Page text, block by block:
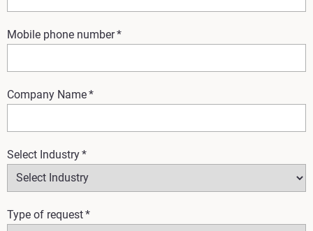
Mobile phone number*
Company Name*
Select Industry*
Type of request*